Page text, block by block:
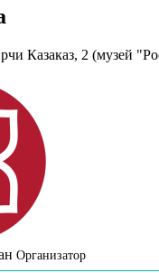
Казаказ, 2 (музей
Организатор